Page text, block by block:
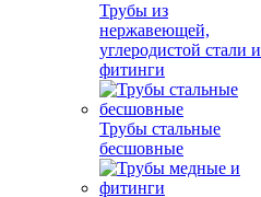
Трубы из
нержавеющей,
углеродистой стали и
фитинги
Трубы стальные
бесшовные